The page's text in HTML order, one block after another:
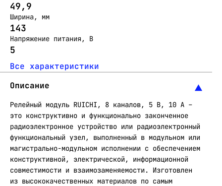
49,9
Ширина, мм
143
Напряжение питания, В
5
Все характеристики
Описание
Релейный модуль RUICHI, 8 каналов, 5 В, 10 A –
это конструктивно и функционально законченное
радиоэлектронное устройство или радиоэлектронный
функциональный узел, выполненный в модульном или
магистрально-модульном исполнении с обеспечением
конструктивной, электрической, информационной
совместимости и взаимозаменяемости. Изготовлен
из высококачественных материалов по самым